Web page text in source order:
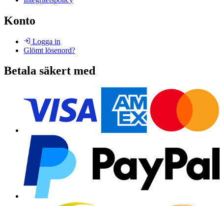
Konto
Logga in
Glömt lösenord?
Betala säkert med